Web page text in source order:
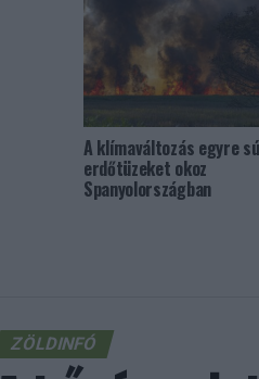
A klímaváltozás egyre
erdőtüzeket okoz
Spanyolországban
ZÖLDINFÓ